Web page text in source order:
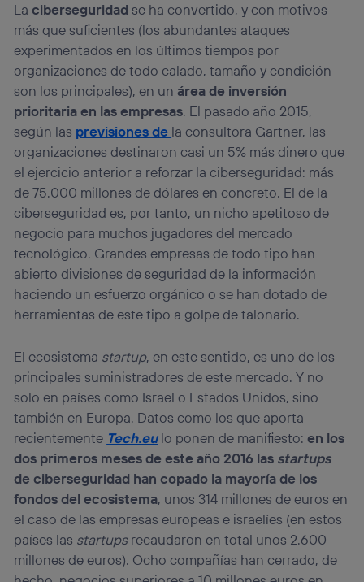
Laciberseguridadse ha convertido, y con motivos
más que suficientes (los abundantes ataques
experimentados en los últimos tiempos por
organizaciones de todo calado, tamaño y condición
son los principales), en un área de inversión
prioritaria en las empresas. El pasado año 2015,
según las previsiones de la consultora Gartner, las
organizaciones destinaron casi un 5% más dinero que
el ejercicio anterior a reforzar la ciberseguridad: más
de 75.000 millones de dólares en concreto. El de la
ciberseguridad es, por tanto, un nicho apetitoso de
negocio para muchos jugadores del mercado
tecnológico. Grandes empresas de todo tipo han
abierto divisiones de seguridad de la información
haciendo un esfuerzo orgánico o se han dotado de
herramientas de este tipo a golpe de talonario.
El ecosistema startup, en este sentido, es uno de los
principales suministradores de este mercado. Y no
solo en países como Israel o Estados Unidos, sino
también en Europa. Datos como los que aporta
recientemente Tech.eulo ponen de manifiesto:en los
dos primeros meses de este año 2016 las startups
de ciberseguridad han copado la mayoría de los
fondos del ecosistema, unos 314 millones de euros en
el caso de las empresas europeas e israelíes (en estos
países las startupsrecaudaron en total unos 2.600
millones de euros). Ocho compañías han cerrado, de